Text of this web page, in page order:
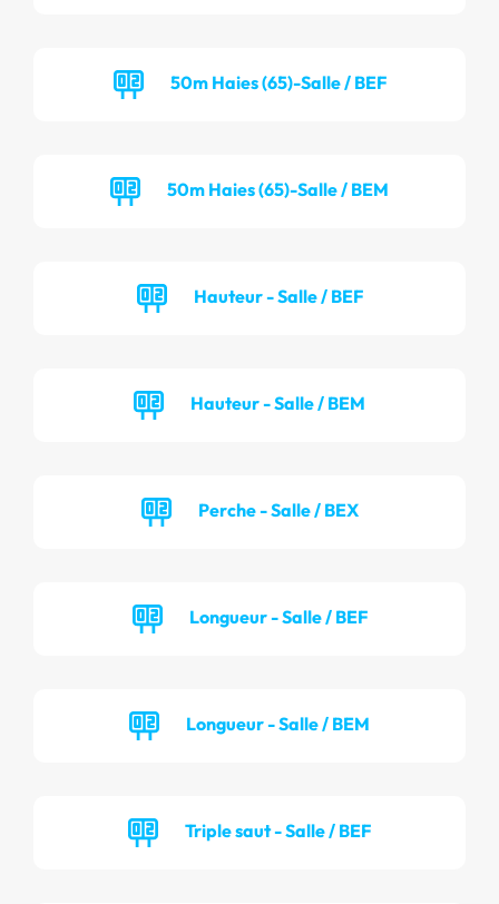
50m Haies (65)-Salle / BEF
50m Haies (65)-Salle / BEM
Hauteur - Salle / BEF
Hauteur - Salle / BEM
Perche - Salle / BEX
Longueur - Salle / BEF
Longueur - Salle / BEM
Triple saut - Salle / BEF